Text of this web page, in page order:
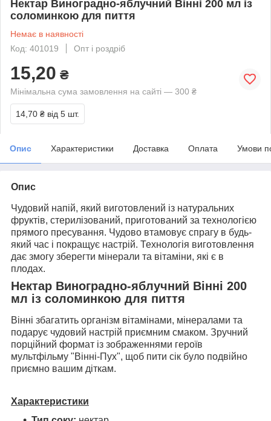
Нектар Виноградно-яблучний Вінні 200 мл із
соломинкою для пиття
Немає в наявності
Код: 401019
Опт і роздріб
15,20 ₴
Мінімальна сума замовлення на сайті — 300 ₴
14,70 ₴ від 5 шт.
Опис Характеристики Доставка Оплата Умови
Опис
Чудовий напій, який виготовлений із натуральних
фруктів, стерилізований, приготований за технологією
прямого пресування. Чудово втамовує спрагу в будь-
який час і покращує настрій. Технологія виготовлення
дає змогу зберегти мінерали та вітаміни, які є в
плодах.
Нектар Виноградно-яблучний Вінні 200
мл із соломинкою для пиття
Вінні збагатить організм вітамінами, мінералами та
подарує чудовий настрій приємним смаком. Зручний
порційний формат із зображеннями героїв
мультфільму "Вінні-Пух", щоб пити сік було подвійно
приємно вашим діткам.
Характеристики